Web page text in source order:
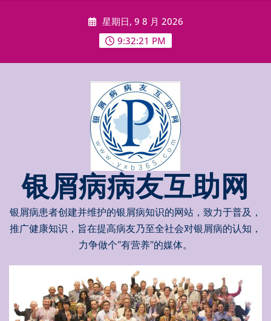
星期日, 9 8 月 2026
9:32:21 PM
银屑病病友互助网
银屑病患者创建并维护的银屑病知识的网站，致力于普及，
推广健康知识，旨在提高病友乃至全社会对银屑病的认知，
力争做个"有营养"的媒体。